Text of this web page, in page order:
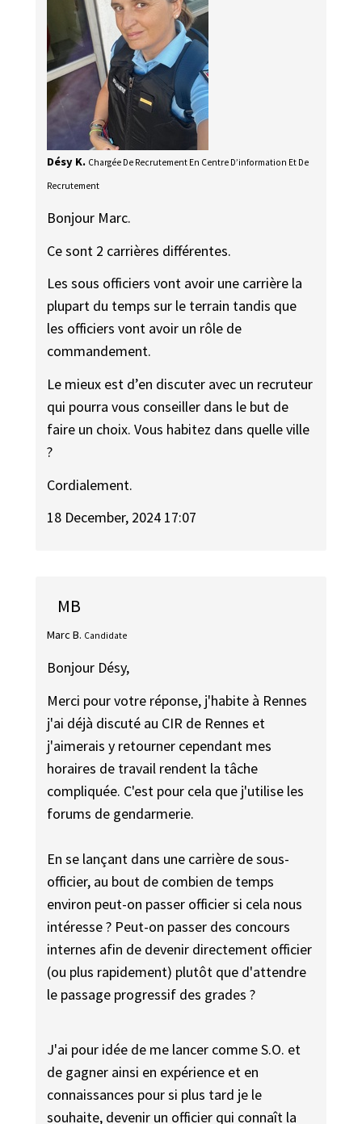
Désy K. Chargée De Recrutement En Centre D’information Et De
Recrutement
Bonjour Marc.
Ce sont 2 carrières différentes.
Les sous officiers vont avoir une carrière la
plupart du temps sur le terrain tandis que
les officiers vont avoir un rôle de
commandement.
Le mieux est d’en discuter avec un recruteur
qui pourra vous conseiller dans le but de
faire un choix. Vous habitez dans quelle ville
?
Cordialement.
18 December, 2024 17:07
MB
Marc B. Candidate
Bonjour Désy,
Merci pour votre réponse, j'habite à Rennes
j'ai déjà discuté au CIR de Rennes et
j'aimerais y retourner cependant mes
horaires de travail rendent la tâche
compliquée. C'est pour cela que j'utilise les
forums de gendarmerie.
En se lançant dans une carrière de sous-
officier, au bout de combien de temps
environ peut-on passer officier si cela nous
intéresse ? Peut-on passer des concours
internes afin de devenir directement officier
(ou plus rapidement) plutôt que d'attendre
le passage progressif des grades ?
J'ai pour idée de me lancer comme S.O. et
de gagner ainsi en expérience et en
connaissances pour si plus tard je le
souhaite, devenir un officier qui connaît la